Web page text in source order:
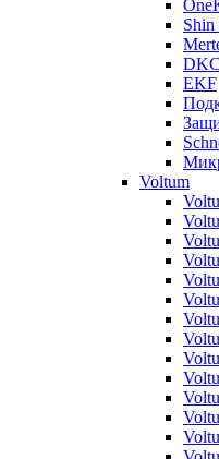
DKC
EKF
Voltum